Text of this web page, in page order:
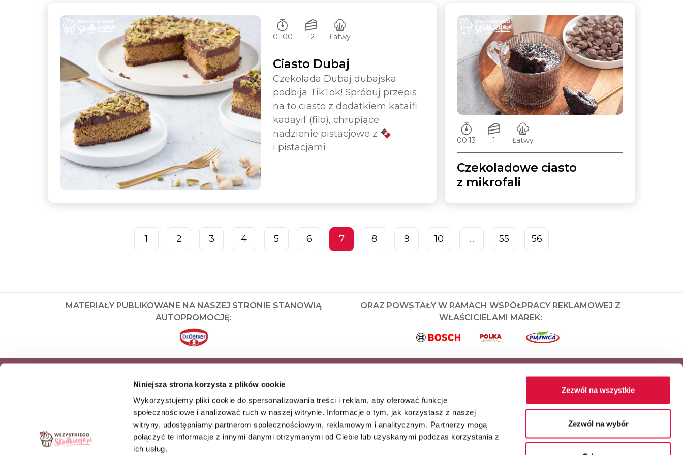
Niniejsza strona korzysta z plików cookie
Wykorzystujemy pliki cookie do spersonalizowania treści i reklam, aby oferować funkcje
społecznościowe i analizować ruch w naszej witrynie. Informacje o tym, jak korzystasz z naszej
witryny, udostępniamy partnerom społecznościowym, reklamowym i analitycznym. Partnerzy mogą
połączyć te informacje z innymi danymi otrzymanymi od Ciebie lub uzyskanymi podczas korzystania z
ich usług.
Zezwól na wszystkie
Zezwól na wybór
Czas przygotowywania:
01:00
Ilość porcji:
12
Poziom trudności:
Łatwy
Ciasto Dubaj
Czekolada Dubaj dubajska
podbija TikTok! Spróbuj przepis
na to ciasto z dodatkiem kataifi
kadayif (filo), chrupiące
nadzienie pistacjowe z 🍫
i pistacjami
Czas przygotowywania:
00:13
Ilość porcji:
1
Poziom trudności:
Łatwy
Czekoladowe ciasto
z mikrofali
1 2 3 4 5 6 7 8 9 10 ... 55 56
MATERIAŁY PUBLIKOWANE NA NASZEJ STRONIE STANOWIĄ
AUTOPROMOCJĘ:
ORAZ POWSTAŁY W RAMACH WSPÓŁPRACY REKLAMOWEJ Z
WŁAŚCICIELAMI MAREK:
Główny partner serwisu
ZAPISZ SIĘ DO NEWSLETTERA I ODKRYJ JAKO PIERWSZY
NASZE NAJNOWSZE PRODUKTY ORAZ WYJĄTKOWE
ZAPISZ SIĘ